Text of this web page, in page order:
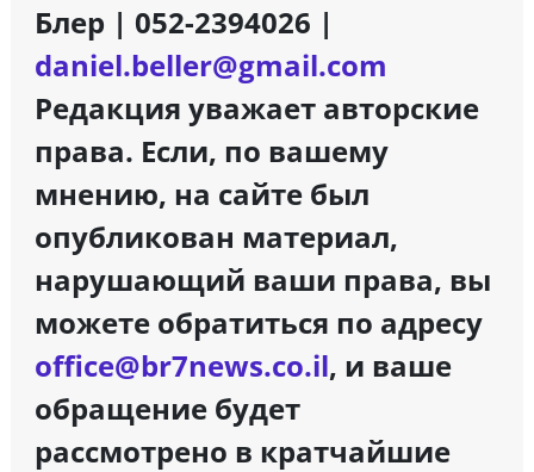
Блер | 052-2394026 |
daniel.beller@gmail.com
Редакция уважает авторские
права. Если, по вашему
мнению, на сайте был
опубликован материал,
нарушающий ваши права, вы
можете обратиться по адресу
office@br7news.co.il, и ваше
обращение будет
рассмотрено в кратчайшие